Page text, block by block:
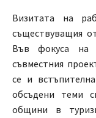
Визитата на
съществуващия
Във фокуса на
съвместния
се и
обсъдени теми
общини в